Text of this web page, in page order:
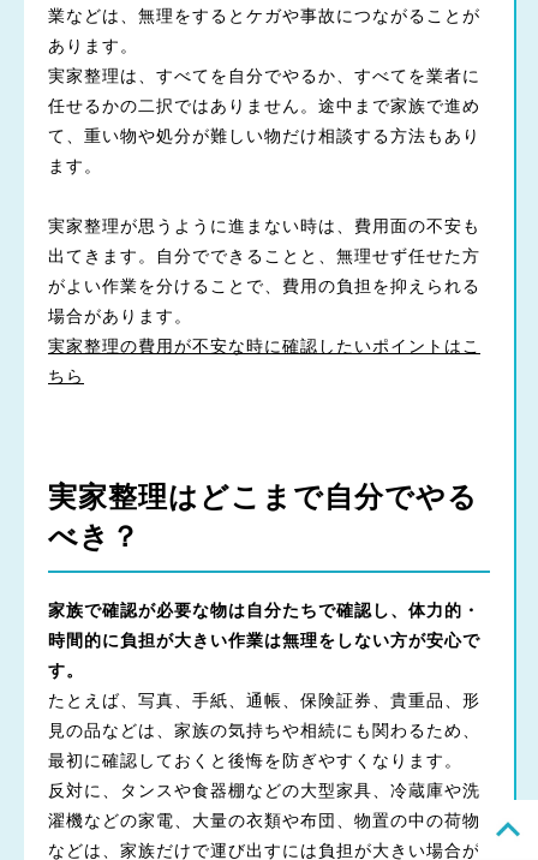
業などは、無理をするとケガや事故につながることが
あります。
実家整理は、すべてを自分でやるか、すべてを業者に
任せるかの二択ではありません。途中まで家族で進め
て、重い物や処分が難しい物だけ相談する方法もあり
ます。
実家整理が思うように進まない時は、費用面の不安も
出てきます。自分でできることと、無理せず任せた方
がよい作業を分けることで、費用の負担を抑えられる
場合があります。
実家整理の費用が不安な時に確認したいポイントはこ
ちら
実家整理はどこまで自分でやる
べき？
家族で確認が必要な物は自分たちで確認し、体力的・
時間的に負担が大きい作業は無理をしない方が安心で
す。
たとえば、写真、手紙、通帳、保険証券、貴重品、形
見の品などは、家族の気持ちや相続にも関わるため、
最初に確認しておくと後悔を防ぎやすくなります。
反対に、タンスや食器棚などの大型家具、冷蔵庫や洗
濯機などの家電、大量の衣類や布団、物置の中の荷物
などは、家族だけで運び出すには負担が大きい場合が